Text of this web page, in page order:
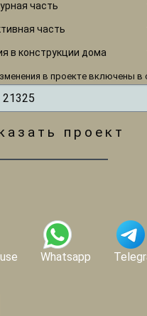
часть
часть
в конструкции дома
в проекте включены в
проект
Whatsapp